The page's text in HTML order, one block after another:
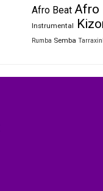
Afro Beat Afro
Instrumental
Rumba Semba